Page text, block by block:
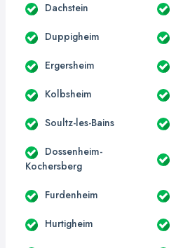
Dachstein
Duppigheim
Ergersheim
Kolbsheim
Soultz-les-Bains
Dossenheim-
Kochersberg
Furdenheim
Hurtigheim